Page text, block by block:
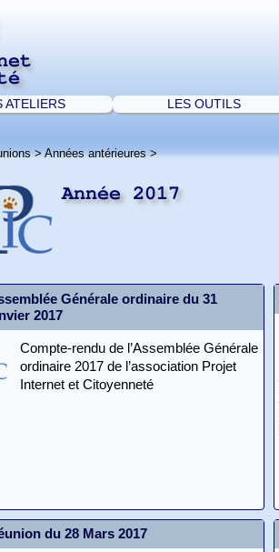
ATELIERS LES OUTILS
>Années antérieures>
Année 2017
Générale ordinaire du 31
2017
Compte-rendu de l’Assemblée Générale
ordinaire 2017 de l’association Projet
Internet et Citoyenneté
du 28 Mars 2017